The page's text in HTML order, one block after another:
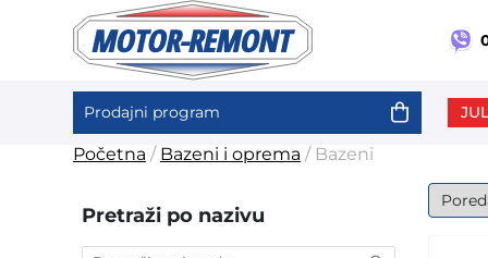
Prodajni program
Početna / Bazeni i oprema / Bazeni
Pretraži po nazivu